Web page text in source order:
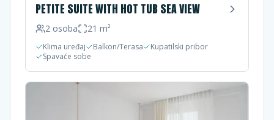
PETITE SUITE WITH HOT TUB SEA VIEW
2 osoba 21 m²
Klima uređaj Balkon/Terasa
Kupatilski pribor
Spavaće sobe